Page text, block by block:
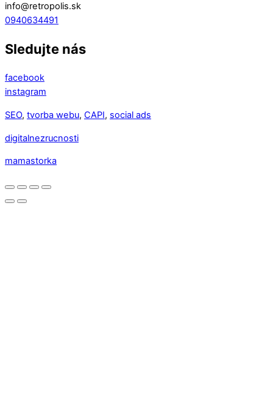
info@retropolis.sk
0940634491
Sledujte nás
facebook
instagram
SEO, tvorba webu, CAPI, social ads
digitalnezrucnosti
mamastorka